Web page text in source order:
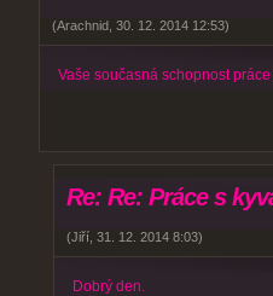
(Arachnid 30. 12. 2014 12:53)
Vaše současná schopnost
Re: Re: Práce s
(Jiří 31. 12. 2014 8:03)
Dobrý den.